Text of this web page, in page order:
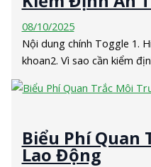
08/10/2025
Nội dung chính Toggle 1.
khoan2. Vì sao cần kiểm
Biểu Phí Quan
Lao Động